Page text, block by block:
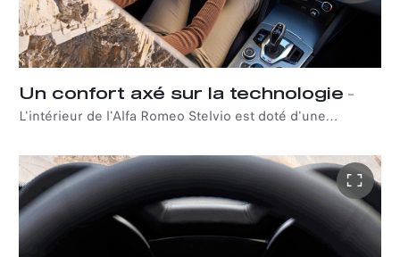
Un confort axé sur la technologie –
L'intérieur de l'Alfa Romeo Stelvio est doté d'une
portent le plaisir de conduite à de nouveaux sommets.
Grâce à ses solutions innovantes, il offre un confort
inégalé, garantissant une expérience de conduite
unique.